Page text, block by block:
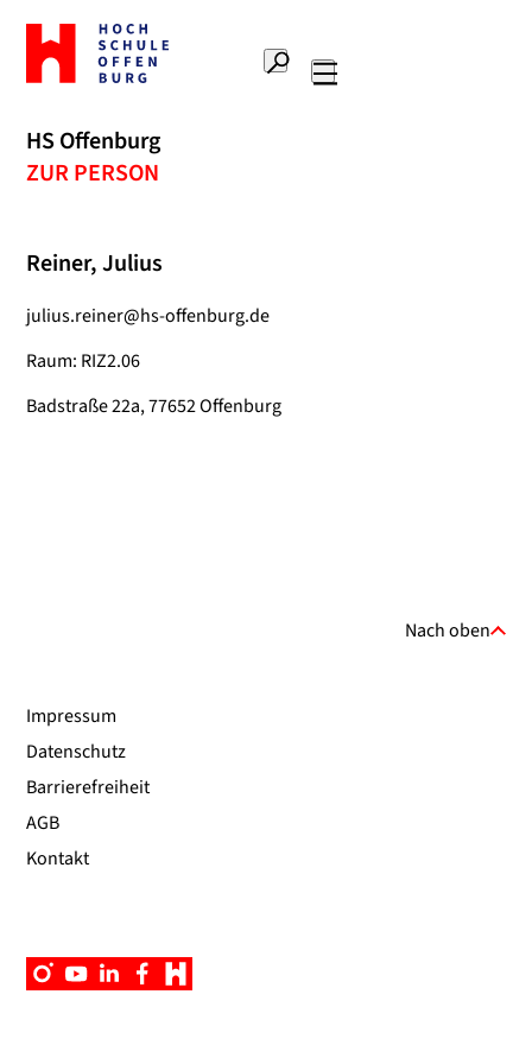
Zur
Startseite
Hochschule
Suche
HS Offenburg
ZUR PERSON
Reiner, Julius
julius.reiner@hs-offenburg.de
Raum: RIZ2.06
Badstraße 22a, 77652 Offenburg
Nach oben
Impressum
Datenschutz
Barrierefreiheit
AGB
Kontakt
Instagram
YouTubeLinkedinFacebookCampus
App